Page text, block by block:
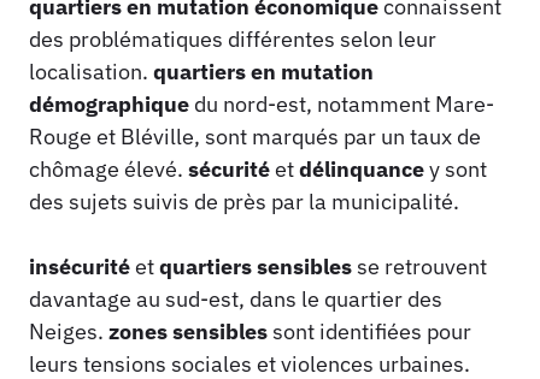
quartiers en mutation économiqueconnaissent
des problématiques différentes selon leur
localisation. quartiers en mutation
démographique du nord-est, notamment Mare-
Rouge et Bléville, sont marqués par un taux de
chômage élevé. sécuritéetdélinquancey sont
des sujets suivis de près par la municipalité.
insécuritéetquartiers sensiblesse retrouvent
davantage au sud-est, dans le quartier des
Neiges. zones sensiblessont identifiées pour
leurs tensions sociales et violences urbaines.